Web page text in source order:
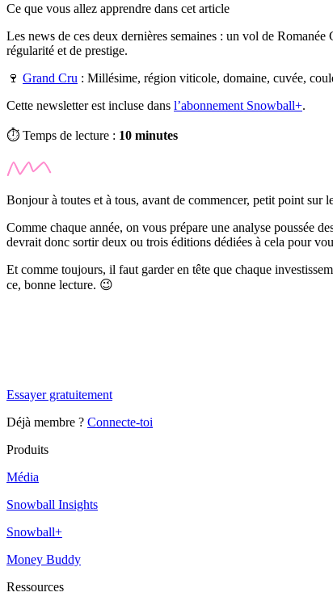
Ce que vous allez apprendre dans cet article
Les news de ces deux dernières semaines : un vol de
régularité et de prestige.
🍷 Grand Cru : Millésime, région viticole, domaine, cuvée,
Cette newsletter est incluse dans l’abonnement Snowball+.
⏱️ Temps de lecture : 10 minutes
Bonjour à toutes et à tous, avant de commencer, petit point sur
Comme chaque année, on vous prépare une analyse poussée
devrait donc sortir deux ou trois éditions dédiées à cela pour
Et comme toujours, il faut garder en tête que chaque
ce, bonne lecture. 😉
Essayer gratuitement
Déjà membre ? Connecte-toi
Produits
Média
Snowball Insights
Snowball+
Money Buddy
Ressources